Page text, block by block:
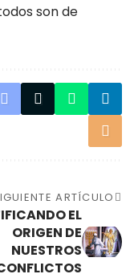
son de
ARTÍCULO
EL
ORIGEN DE
NUESTROS